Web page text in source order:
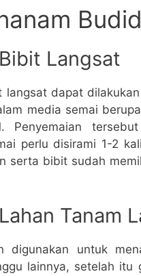
Langsat
langsat dapat
media semai
Penyemaian
perlu disirami 1-2
serta bibit sudah
Tanam
digunakan untuk
lainnya, setelah